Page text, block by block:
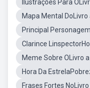
Ilustrações Para
Mapa Mental DoLivro
Principal
Clarince
Meme Sobre OLivro
Hora Da
Frases Fortes